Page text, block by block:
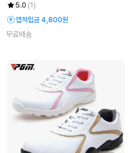
5.0 (1)
앱적립금 4,800원
무료배송